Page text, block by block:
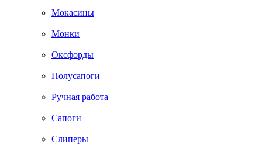
Мокасины
Монки
Оксфорды
Полусапоги
Ручная работа
Сапоги
Слиперы